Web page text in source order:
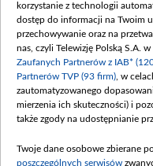
korzystanie z technologii
dostęp do informacji na Twoim
przechowywanie oraz na
nas, czyli Telewizję Polską S.A.
Zaufanych Partnerów z IAB*
Partnerów TVP (93 firm) , w
zautomatyzowanego
mierzenia ich skuteczności) i
także zgody na udostępnianie
Twoje dane osobowe zbierane
poszczególnych serwisów